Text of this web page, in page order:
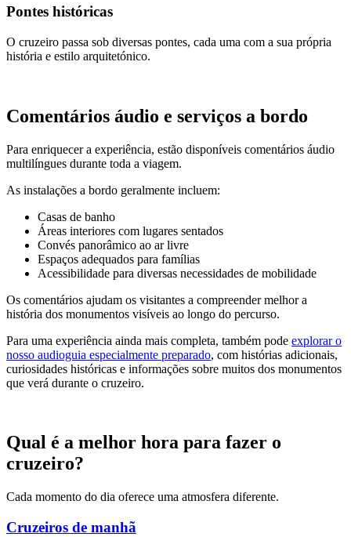
Pontes históricas
O cruzeiro passa sob diversas pontes, cada uma com a sua própria
história e estilo arquitetónico.
Comentários áudio e serviços a bordo
Para enriquecer a experiência, estão disponíveis comentários áudio
multilíngues durante toda a viagem.
As instalações a bordo geralmente incluem:
Casas de banho
Áreas interiores com lugares sentados
Convés panorâmico ao ar livre
Espaços adequados para famílias
Acessibilidade para diversas necessidades de mobilidade
Os comentários ajudam os visitantes a compreender melhor a
história dos monumentos visíveis ao longo do percurso.
Para uma experiência ainda mais completa, também pode explorar o
nosso audioguia especialmente preparado, com histórias adicionais,
curiosidades históricas e informações sobre muitos dos monumentos
que verá durante o cruzeiro.
Qual é a melhor hora para fazer o
cruzeiro?
Cada momento do dia oferece uma atmosfera diferente.
Cruzeiros de manhã